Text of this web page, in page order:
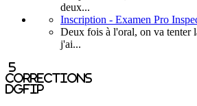
deux...
Inscription - Examen Pro
Deux fois à l'oral, on va tenter
j'ai...
5
corrections
DGFIP